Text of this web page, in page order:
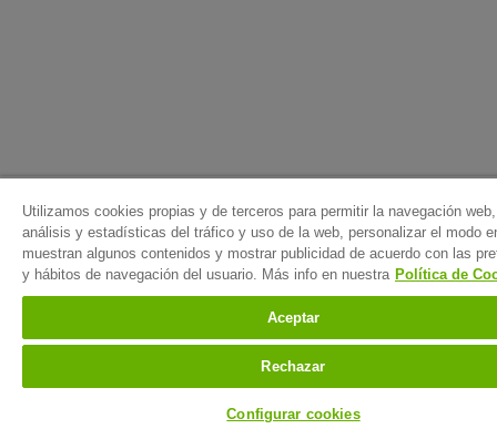
Utilizamos cookies propias y de terceros para permitir la navegación
análisis y estadísticas del tráfico y uso de la web, personalizar el modo
muestran algunos contenidos y mostrar publicidad de acuerdo con las
y hábitos de navegación del usuario. Más info en nuestra Política de
Aceptar
Rechazar
Configurar cookies